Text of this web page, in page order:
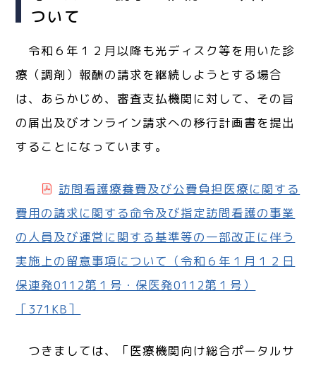
ついて
令和６年１２月以降も光ディスク等を用いた診
療（調剤）報酬の請求を継続しようとする場合
は、あらかじめ、審査支払機関に対して、その旨
の届出及びオンライン請求への移行計画書を提出
することになっています。
訪問看護療養費及び公費負担医療に関する
費用の請求に関する命令及び指定訪問看護の事業
の人員及び運営に関する基準等の一部改正に伴う
実施上の留意事項について（令和６年１月１２日
保連発0112第１号・保医発0112第１号）
［371KB］
つきましては、「医療機関向け総合ポータルサ